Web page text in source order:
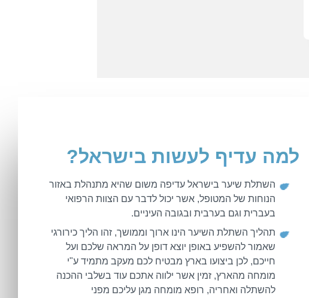
למה עדיף לעשות בישראל?
השתלת שיער בישראל עדיפה משום שהיא מתנהלת באזור
הנוחות של המטופל, אשר יכול לדבר עם הצוות הרפואי
בעברית וגם בערבית ובגובה העיניים.
תהליך השתלת השיער הינו ארוך וממושך, זהו הליך כירורגי
שאמור להשפיע באופן יוצא דופן על המראה שלכם ועל
חייכם, לכן ביצועו בארץ מבטיח לכם מעקב מתמיד ע"י
מומחה מהארץ, זמין אשר ילווה אתכם עוד בשלבי ההכנה
להשתלה ואחריה, רופא מומחה מגן עליכם מפני